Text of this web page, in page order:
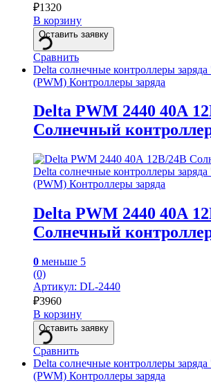
₽1320
В корзину
Оставить заявку
Сравнить
Delta солнечные контроллеры
(PWM) Контроллеры заряда
Delta PWM 2440 40А
Солнечный
Delta солнечные контроллеры
(PWM) Контроллеры заряда
Delta PWM 2440 40А
Солнечный
0 меньше 5
(0)
Артикул: DL-2440
₽3960
В корзину
Оставить заявку
Сравнить
Delta солнечные контроллеры
(PWM) Контроллеры заряда